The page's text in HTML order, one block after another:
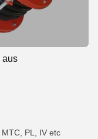
aus
PL, IV etc